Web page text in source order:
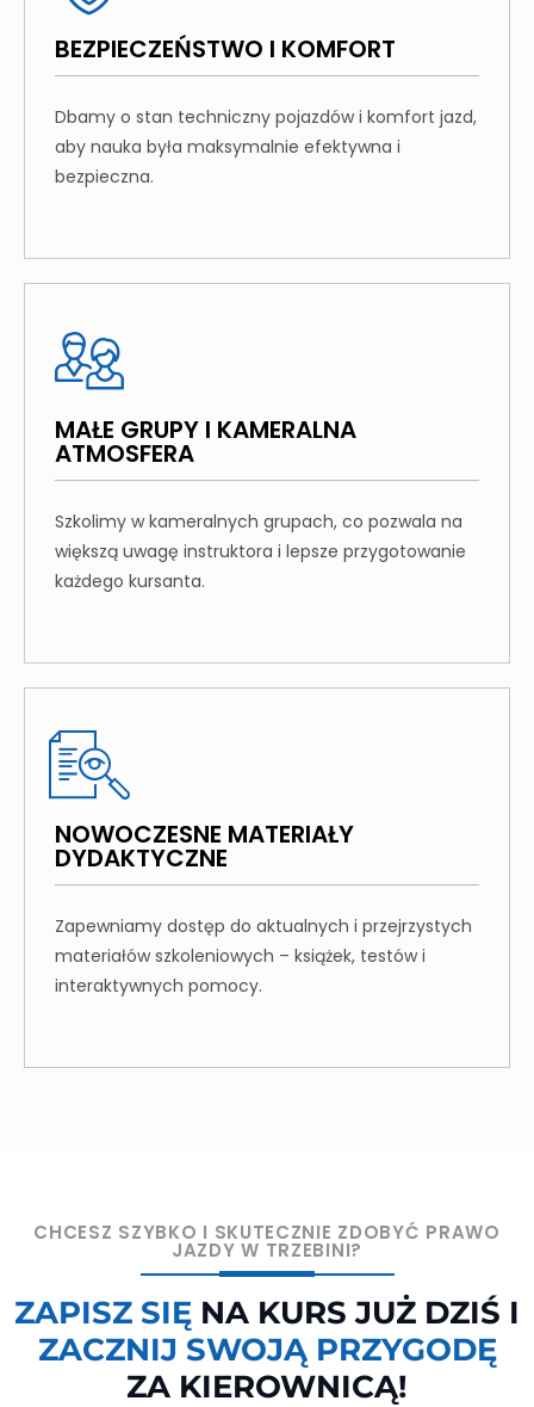
BEZPIECZEŃSTWO I KOMFORT
Dbamy o stan techniczny pojazdów i komfort jazd,
aby nauka była maksymalnie efektywna i
bezpieczna.
MAŁE GRUPY I KAMERALNA
ATMOSFERA
Szkolimy w kameralnych grupach, co pozwala na
większą uwagę instruktora i lepsze przygotowanie
każdego kursanta.
NOWOCZESNE MATERIAŁY
DYDAKTYCZNE
Zapewniamy dostęp do aktualnych i przejrzystych
materiałów szkoleniowych – książek, testów i
interaktywnych pomocy.
CHCESZ SZYBKO I SKUTECZNIE ZDOBYĆ PRAWO
JAZDY W TRZEBINI?
ZAPISZ SIĘ NA KURS JUŻ DZIŚ I
ZACZNIJ SWOJĄ PRZYGODĘ
ZA KIEROWNICĄ!